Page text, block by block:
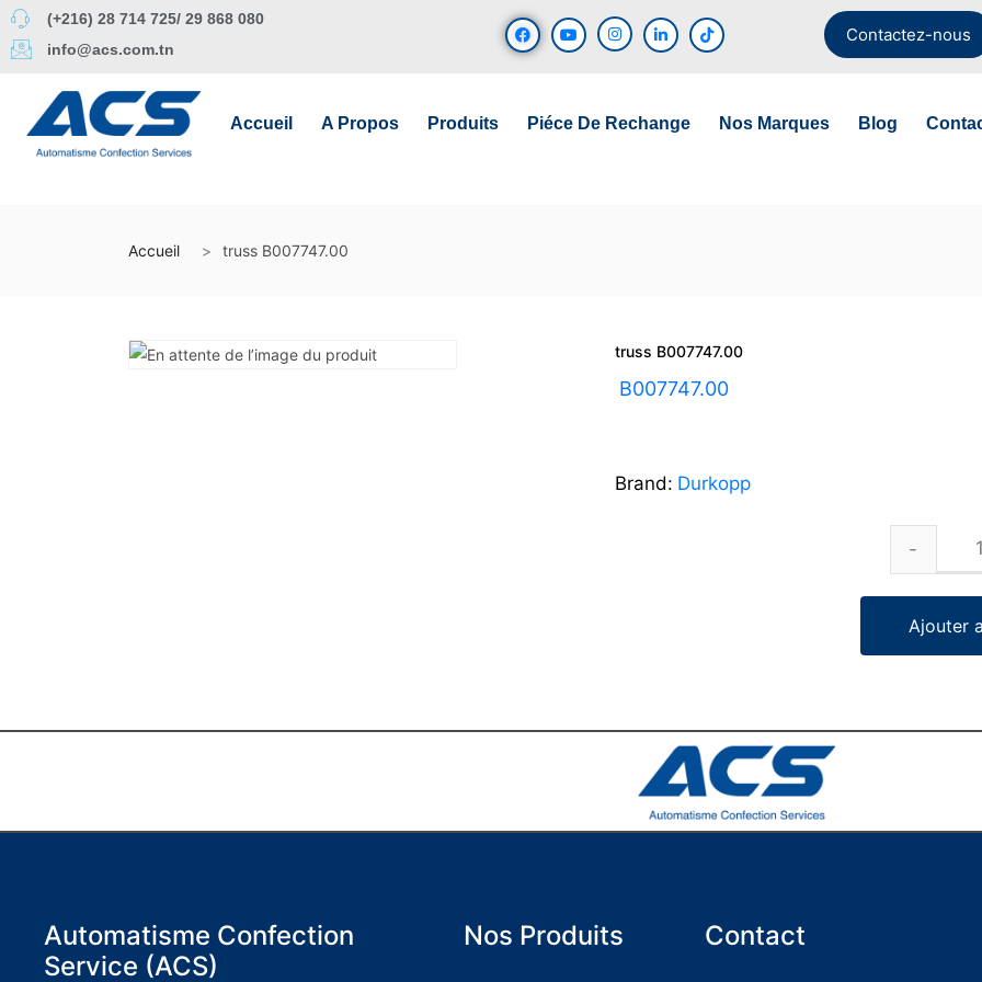
(+216) 28 714 725/ 29 868 080
info@acs.com.tn
Contactez-nous
Accueil A Propos Produits Piéce De Rechange Nos Marques Blog
Accueil truss B007747.00
truss B007747.00
B007747.00
Brand: Durkopp
Ajouter
Automatisme Confection
Service (ACS)
Nos Produits Contact